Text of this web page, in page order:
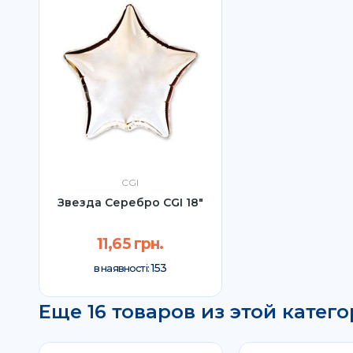
CGI
Звезда Серебро CGI 18"
11,65 грн.
в наявності:153
Еще 16 товаров из этой